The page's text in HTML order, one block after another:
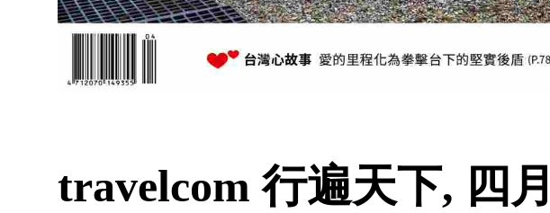
travelcom 行遍天下, 四月